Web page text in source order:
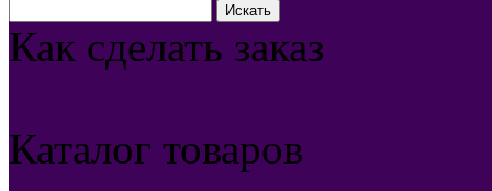
Как сделать заказ
Каталог товаров